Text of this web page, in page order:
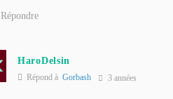
Répondre
HaroDelsin
Répond à Gorbash 3 années